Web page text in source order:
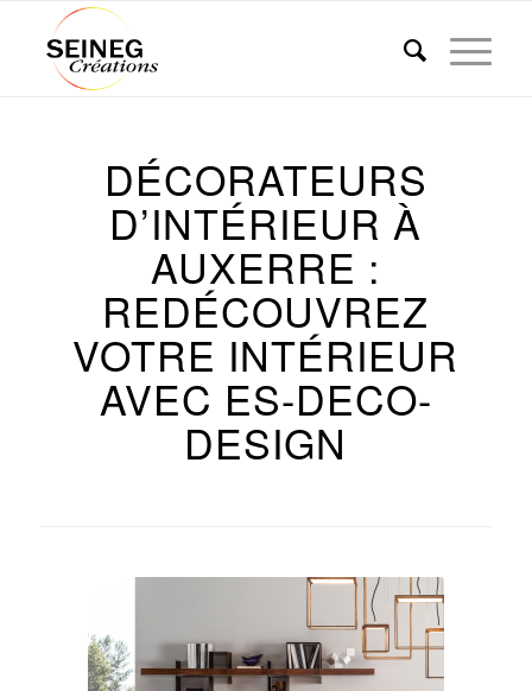
DÉCORATEURS
D’INTÉRIEUR À
AUXERRE :
REDÉCOUVREZ
VOTRE INTÉRIEUR
AVEC ES-DECO-
DESIGN